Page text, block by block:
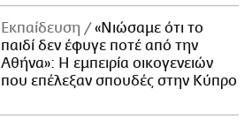
Εκπαίδευση
«Νιώσαμε ότι το
παιδί δεν έφυγε ποτέ από την
Αθήνα»: Η εμπειρία οικογενειών
που επέλεξαν σπουδές στην Κύπρο